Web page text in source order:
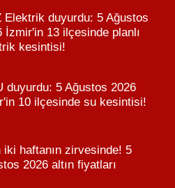
Elektrik duyurdu: 5 Ağustos
İzmir'in 13 ilçesinde planlı
kesintisi!
duyurdu: 5 Ağustos 2026
10 ilçesinde su kesintisi!
iki haftanın zirvesinde! 5
2026 altın fiyatları